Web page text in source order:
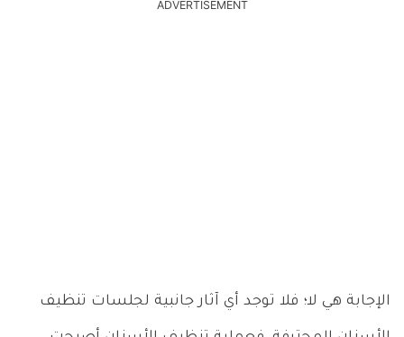
ADVERTISEMENT
الإجابة هي لا؛ فلا توجد أي آثار جانبية لجلسات تنظيف